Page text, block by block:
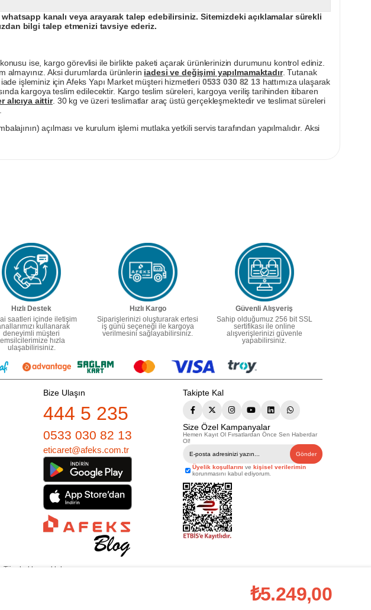
whatsapp kanalı veya arayarak talep edebilirsiniz. Sitemizdeki açıklamalar sürekli
bilgi talep etmenizi tavsiye ederiz.
ise, kargo görevlisi ile birlikte paketi açarak ürünlerinizin durumunu kontrol ediniz.
almayınız. Aksi durumlarda ürünlerin iadesi ve değişimi yapılmamaktadır. Tutanak
işleminiz için Afeks Yapı Market müşteri hizmetleri 0533 030 82 13hattımıza ulaşarak
kargoya teslim edilecektir. Kargo teslim süreleri, kargoya veriliş tarihinden itibaren
alıcıya aittir. 30 kg ve üzeri teslimatlar araç üstü gerçekleşmektedir ve teslimat süreleri
açılması ve kurulum işlemi mutlaka yetkili servis tarafından yapılmalıdır. Aksi
Hızlı Destek
saatleri içinde iletişim
kullanarak
deneyimli müşteri
hızla
ulaşabilirisiniz.
Hızlı Kargo
Siparişlerinizi oluşturarak ertesi
iş günü seçeneği ile kargoya
verilmesini sağlayabilirsiniz.
Güvenli Alışveriş
Sahip olduğumuz 256 bit SSL
sertifikası ile online
alışverişlerinizi güvenle
yapabilirsiniz.
Bize Ulaşın
444 5 235
0533 030 82 13
eticaret@afeks.com.tr
Takipte Kal
Size Özel Kampanyalar
Hemen Kayıt Ol Fırsatlardan Önce Sen Haberdar
Ol!
Gönder
Üyelik koşullarını ve kişisel verilerimin
korunmasını kabul ediyorum.
. Tüm hakları saklıdır.
yazılı izni alınmadan hiçbir yazılı/görsel içerik, logo, kopyalanamaz, kaynak gösterilemez ve
₺5.249,00